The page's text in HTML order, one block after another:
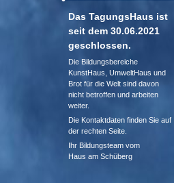
Das TagungsHaus ist
seit dem 30.06.2021
geschlossen.
Die Bildungsbereiche
KunstHaus, UmweltHaus und
Brot für die Welt sind davon
nicht betroffen und arbeiten
weiter.
Die Kontaktdaten finden Sie auf
der rechten Seite.
Ihr Bildungsteam vom
Haus am Schüberg